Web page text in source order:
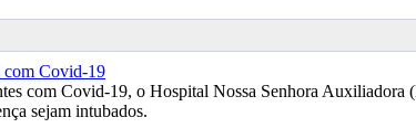
com Covid-19, o Hospital Nossa Senhora
sejam intubados.